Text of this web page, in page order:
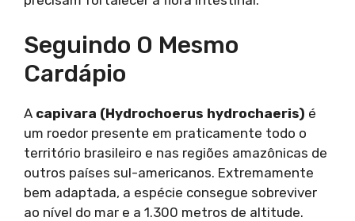
Seguindo O Mesmo
Cardápio
A capivara (Hydrochoerus hydrochaeris) é
um roedor presente em praticamente todo o
território brasileiro e nas regiões amazônicas de
outros países sul-americanos. Extremamente
bem adaptada, a espécie consegue sobreviver
ao nível do mar e a 1.300 metros de altitude.